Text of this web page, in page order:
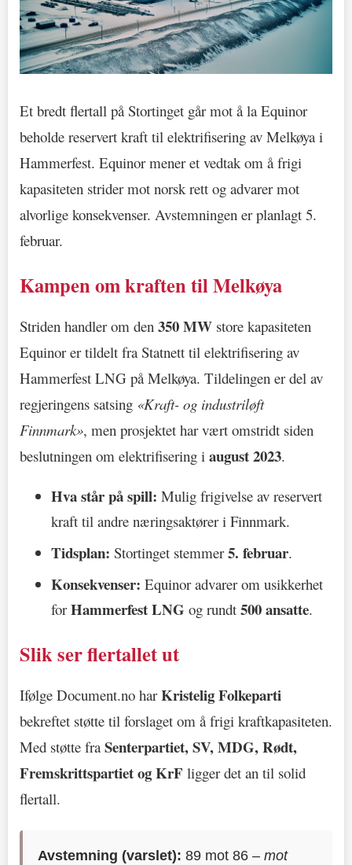
Et bredt flertall på Stortinget går mot å la Equinor
beholde reservert kraft til elektrifisering av Melkøya i
Hammerfest. Equinor mener et vedtak om å frigi
kapasiteten strider mot norsk rett og advarer mot
alvorlige konsekvenser. Avstemningen er planlagt 5.
februar.
Kampen om kraften til Melkøya
Striden handler om den 350 MW store kapasiteten
Equinor er tildelt fra Statnett til elektrifisering av
Hammerfest LNG på Melkøya. Tildelingen er del av
regjeringens satsing «Kraft- og industriløft
Finnmark», men prosjektet har vært omstridt siden
beslutningen om elektrifisering i august 2023.
Hva står på spill: Mulig frigivelse av reservert
kraft til andre næringsaktører i Finnmark.
Tidsplan: Stortinget stemmer5. februar.
Konsekvenser: Equinor advarer om usikkerhet
forHammerfest LNG og rundt 500 ansatte.
Slik ser flertallet ut
Ifølge Document.no harKristelig Folkeparti
bekreftet støtte til forslaget om å frigi kraftkapasiteten.
Med støtte fraSenterpartiet, SV, MDG, Rødt,
Fremskrittspartiet og KrF ligger det an til solid
flertall.
Avstemning (varslet): 89 mot 86 –mot